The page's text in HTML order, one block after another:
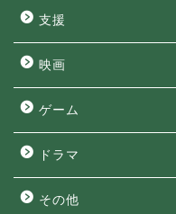
支援
映画
ゲーム
ドラマ
その他